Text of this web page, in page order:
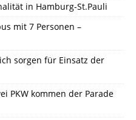
in Hamburg-St.Pauli
mit 7 Personen –
sorgen für Einsatz der
PKW kommen der Parade